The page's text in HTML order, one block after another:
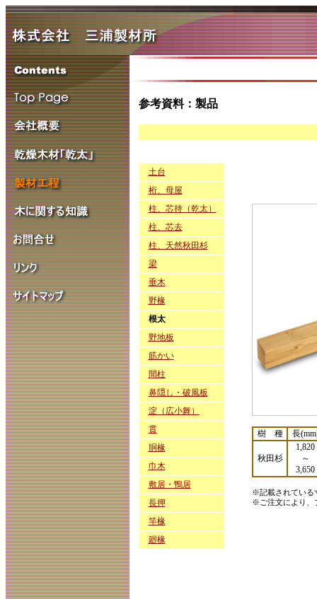
参考資料：製品
土台
桁、母屋
樹 種 長
秋田杉
1,820
～
3,650
※記載されている
※ご注文により、
柱、芯持（乾太）
柱、芯去
柱、天然秋田杉
梁
垂木
野椽
根太
野地板
筋かい
間柱
鼻隠し・破風板
淀（広小舞）
貫
胴椽
巾木
敷居・鴨居
長押
竿椽
廻椽